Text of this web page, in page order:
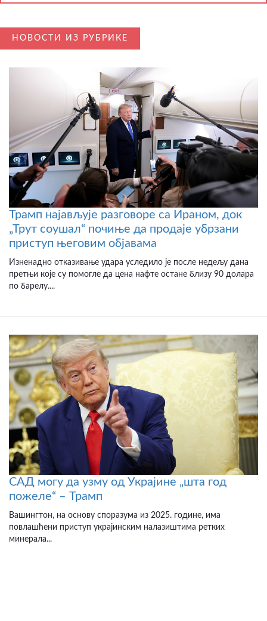
НОВОСТИ ИЗ РУБРИКЕ
Трамп најављује разговоре са Ираном, док
„Трут соушал“ почиње да продаје убрзани
приступ његовим објавама
Изненадно отказивање удара уследило је после недељу дана
претњи које су помогле да цена нафте остане близу 90 долара
по барелу....
САД могу да узму од Украјине „шта год
пожеле“ – Трамп
Вашингтон, на основу споразума из 2025. године, има
повлашћени приступ украјинским налазиштима ретких
минерала...